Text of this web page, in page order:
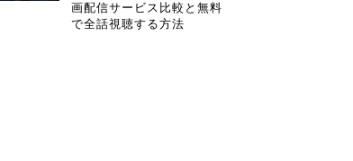
画配信サービス比較と無料
で全話視聴する方法